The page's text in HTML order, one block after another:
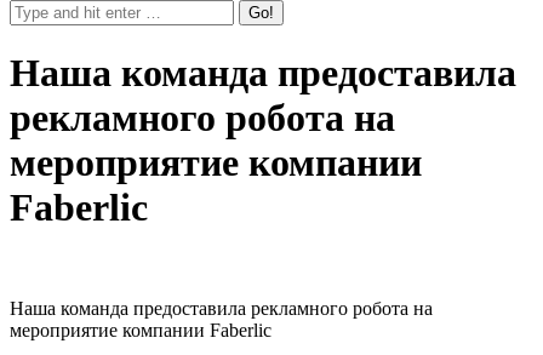
Наша команда предоставила
рекламного робота на
мероприятие компании
Faberlic
Наша команда предоставила рекламного робота на
мероприятие компании Faberlic